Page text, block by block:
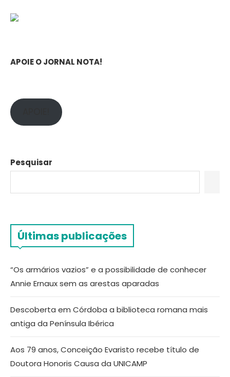
APOIE O JORNAL NOTA!
Pesquisar
Últimas publicações
“Os armários vazios” e a possibilidade de conhecer
Annie Ernaux sem as arestas aparadas
Descoberta em Córdoba a biblioteca romana mais
antiga da Península Ibérica
Aos 79 anos, Conceição Evaristo recebe título de
Doutora Honoris Causa da UNICAMP